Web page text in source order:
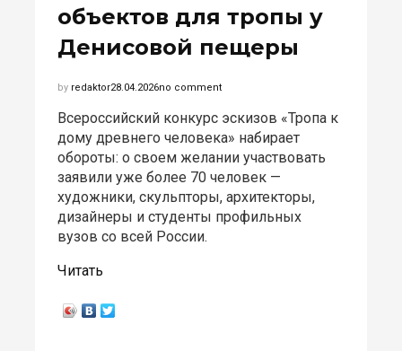
объектов для тропы у
Денисовой пещеры
by redaktor28.04.2026no comment
Всероссийский конкурс эскизов «Тропа к
дому древнего человека» набирает
обороты: о своем желании участвовать
заявили уже более 70 человек —
художники, скульпторы, архитекторы,
дизайнеры и студенты профильных
вузов со всей России.
Читать